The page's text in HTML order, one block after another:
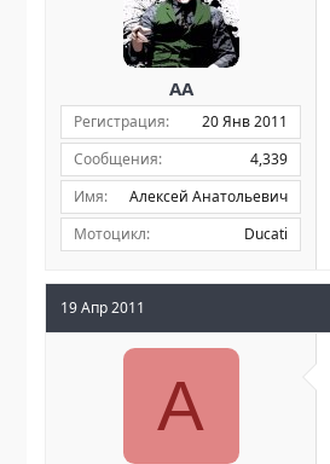
AA
Регистрация
20 Янв 2011
Сообщения
4,339
Имя
Алексей Анатольевич
Мотоцикл
Ducati
19 Апр 2011
A